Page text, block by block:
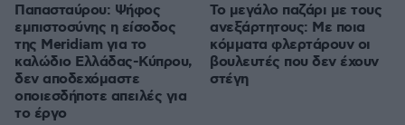
Παπασταύρου: Ψήφος
εμπιστοσύνης η είσοδος
της Meridiam για το
καλώδιο Ελλάδας-Κύπρου,
δεν αποδεχόμαστε
οποιεσδήποτε απειλές για
το έργο
Το μεγάλο παζάρι με τους
ανεξάρτητους: Με ποια
κόμματα φλερτάρουν οι
βουλευτές που δεν έχουν
στέγη